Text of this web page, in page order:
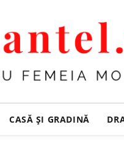
CASĂ ŞI GRADINĂ